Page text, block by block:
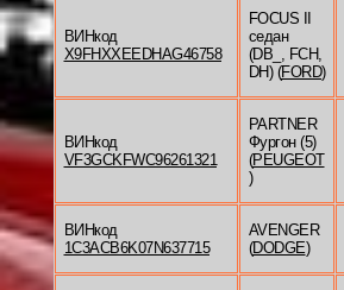
ВИНкод
X9FHXXEEDHAG46758
FOCUS II
седан
(DB_, FCH,
DH) (FORD)
ВИНкод
VF3GCKFWC96261321
PARTNER
Фургон (5)
(PEUGEOT
)
ВИНкод
1C3ACB6K07N637715
AVENGER
(DODGE)